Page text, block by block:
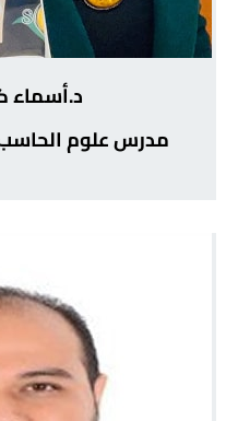
د.أسماء
مدرس علوم